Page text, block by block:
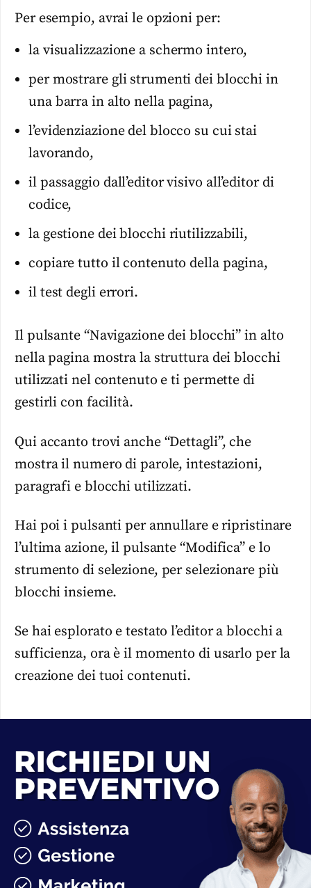
Per esempio, avrai le opzioni per:
la visualizzazione a schermo intero,
per mostrare gli strumenti dei blocchi in
una barra in alto nella pagina,
l’evidenziazione del blocco su cui stai
lavorando,
il passaggio dall’editor visivo all’editor di
codice,
la gestione dei blocchi riutilizzabili,
copiare tutto il contenuto della pagina,
il test degli errori.
Il pulsante “Navigazione dei blocchi” in alto
nella pagina mostra la struttura dei blocchi
utilizzati nel contenuto e ti permette di
gestirli con facilità.
Qui accanto trovi anche “Dettagli”, che
mostra il numero di parole, intestazioni,
paragrafi e blocchi utilizzati.
Hai poi i pulsanti per annullare e ripristinare
l’ultima azione, il pulsante “Modifica” e lo
strumento di selezione, per selezionare più
blocchi insieme.
Se hai esplorato e testato l’editor a blocchi a
sufficienza, ora è il momento di usarlo per la
creazione dei tuoi contenuti.